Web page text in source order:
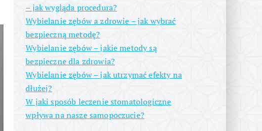
– jak wygląda procedura?
Wybielanie zębów a zdrowie – jak wybrać
bezpieczną metodę?
Wybielanie zębów – jakie metody są
bezpieczne dla zdrowia?
Wybielanie zębów – jak utrzymać efekty na
dłużej?
W jaki sposób leczenie stomatologiczne
wpływa na nasze samopoczucie?